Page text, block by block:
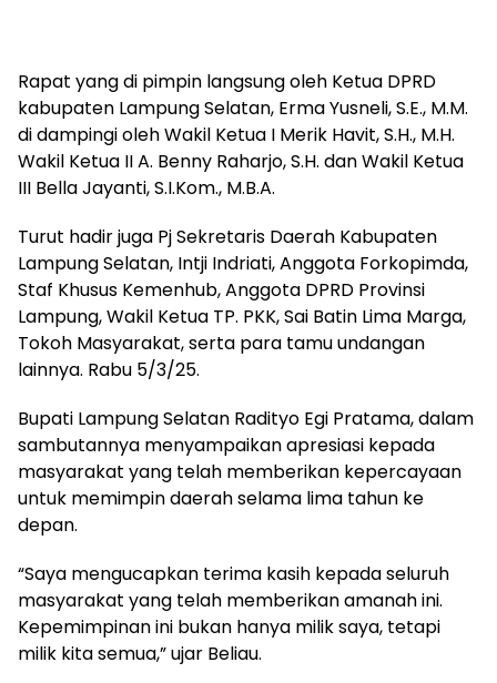
Rapat yang di pimpin langsung oleh Ketua DPRD
kabupaten Lampung Selatan, Erma Yusneli, S.E., M.M.
di dampingi oleh Wakil Ketua I Merik Havit, S.H., M.H.
Wakil Ketua II A. Benny Raharjo, S.H. dan Wakil Ketua
III Bella Jayanti, S.I.Kom., M.B.A.
Turut hadir juga Pj Sekretaris Daerah Kabupaten
Lampung Selatan, Intji Indriati, Anggota Forkopimda,
Staf Khusus Kemenhub, Anggota DPRD Provinsi
Lampung, Wakil Ketua TP. PKK, Sai Batin Lima Marga,
Tokoh Masyarakat, serta para tamu undangan
lainnya. Rabu 5/3/25.
Bupati Lampung Selatan Radityo Egi Pratama, dalam
sambutannya menyampaikan apresiasi kepada
masyarakat yang telah memberikan kepercayaan
untuk memimpin daerah selama lima tahun ke
depan.
“Saya mengucapkan terima kasih kepada seluruh
masyarakat yang telah memberikan amanah ini.
Kepemimpinan ini bukan hanya milik saya, tetapi
milik kita semua,” ujar Beliau.